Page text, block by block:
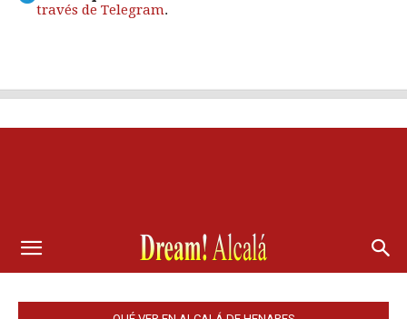
través de Telegram.